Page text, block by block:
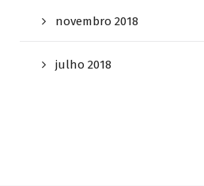
novembro 2018
julho 2018